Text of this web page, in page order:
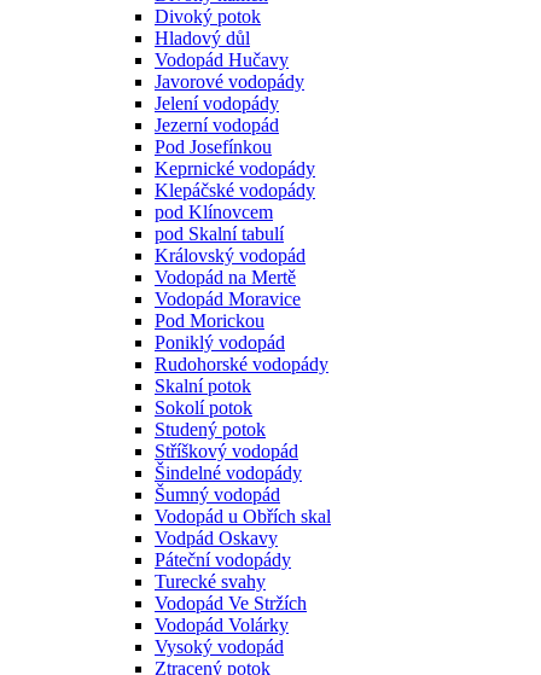
Divoký potok
Hladový důl
Vodopád Hučavy
Javorové vodopády
Jelení vodopády
Jezerní vodopád
Pod Josefínkou
Keprnické vodopády
Klepáčské vodopády
pod Klínovcem
pod Skalní tabulí
Královský vodopád
Vodopád na Mertě
Vodopád Moravice
Pod Morickou
Poniklý vodopád
Rudohorské vodopády
Skalní potok
Sokolí potok
Studený potok
Stříškový vodopád
Šindelné vodopády
Šumný vodopád
Vodopád u Obřích skal
Vodpád Oskavy
Páteční vodopády
Turecké svahy
Vodopád Ve Stržích
Vodopád Volárky
Vysoký vodopád
Ztracený potok